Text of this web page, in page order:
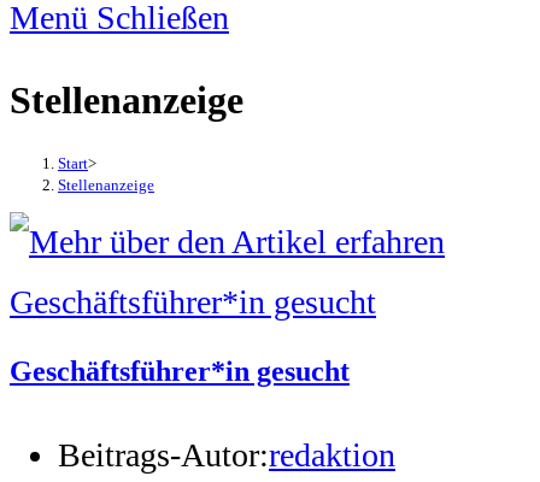
Menü Schließen
Stellenanzeige
Start>
Stellenanzeige
Geschäftsführer*in gesucht
Beitrags-Autor:redaktion